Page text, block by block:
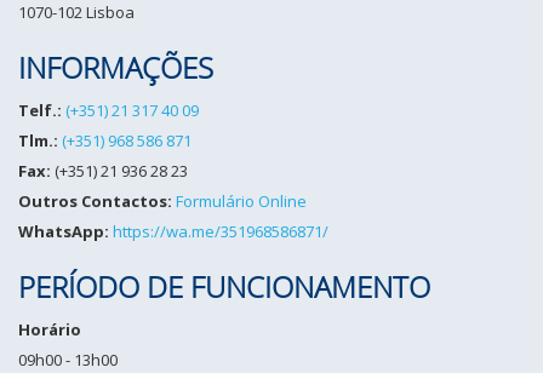
1070-102 Lisboa
INFORMAÇÕES
Telf.: (+351) 21 317 40 09
Tlm.: (+351) 968 586 871
Fax: (+351) 21 936 28 23
Outros Contactos: Formulário Online
WhatsApp: https://wa.me/351968586871/
PERÍODO DE FUNCIONAMENTO
Horário
09h00 - 13h00